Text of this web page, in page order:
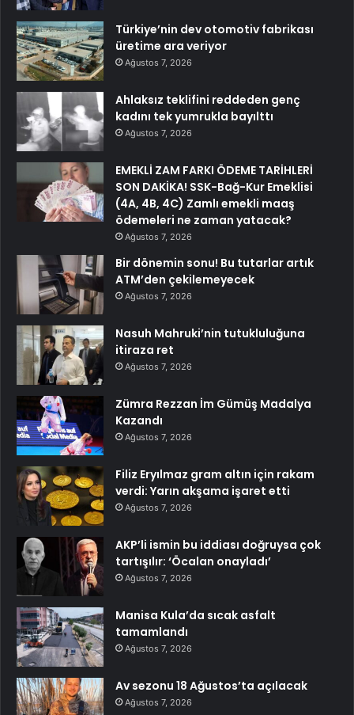
Türkiye’nin dev otomotiv fabrikası
üretime ara veriyor
Ağustos 7, 2026
Ahlaksız teklifini reddeden genç
kadını tek yumrukla bayılttı
Ağustos 7, 2026
EMEKLİ ZAM FARKI ÖDEME TARİHLERİ
SON DAKİKA! SSK-Bağ-Kur Emeklisi
(4A, 4B, 4C) Zamlı emekli maaş
ödemeleri ne zaman yatacak?
Ağustos 7, 2026
Bir dönemin sonu! Bu tutarlar artık
ATM’den çekilemeyecek
Ağustos 7, 2026
Nasuh Mahruki’nin tutukluluğuna
itiraza ret
Ağustos 7, 2026
Zümra Rezzan İm Gümüş Madalya
Kazandı
Ağustos 7, 2026
Filiz Eryılmaz gram altın için rakam
verdi: Yarın akşama işaret etti
Ağustos 7, 2026
AKP’li ismin bu iddiası doğruysa çok
tartışılır: ‘Öcalan onayladı’
Ağustos 7, 2026
Manisa Kula’da sıcak asfalt
tamamlandı
Ağustos 7, 2026
Av sezonu 18 Ağustos’ta açılacak
Ağustos 7, 2026